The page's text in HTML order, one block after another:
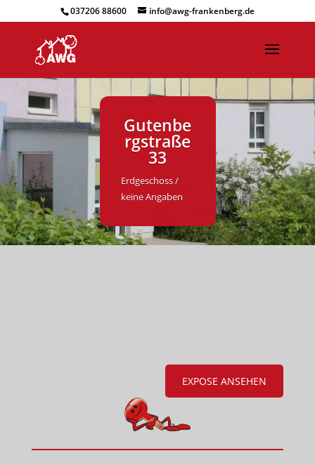
037206 88600 info@awg-frankenberg.de
Gutenbe
rgstraße
33
Erdgeschoss /
keine Angaben
EXPOSE ANSEHEN